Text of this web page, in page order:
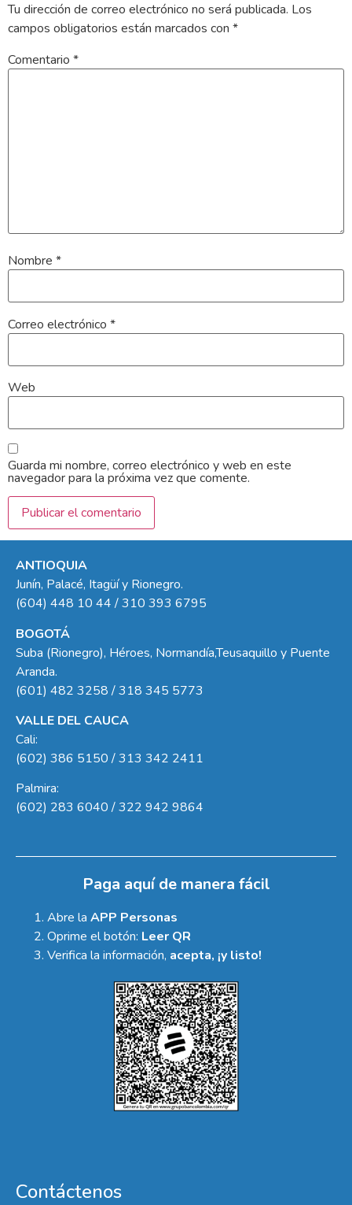
Tu dirección de correo electrónico no será publicada. Los
campos obligatorios están marcados con *
Comentario *
Nombre *
Correo electrónico *
Web
Guarda mi nombre, correo electrónico y web en este
navegador para la próxima vez que comente.
ANTIOQUIA
Junín, Palacé, Itagüí y Rionegro.
(604) 448 10 44 / 310 393 6795
BOGOTÁ
Suba (Rionegro), Héroes, Normandía,Teusaquillo y Puente
Aranda.
(601) 482 3258 / 318 345 5773
VALLE DEL CAUCA
Cali:
(602) 386 5150 / 313 342 2411
Palmira:
(602) 283 6040 / 322 942 9864
Paga aquí de manera fácil
Abre la APP Personas
Oprime el botón: Leer QR
Verifica la información, acepta, ¡y listo!
Contáctenos